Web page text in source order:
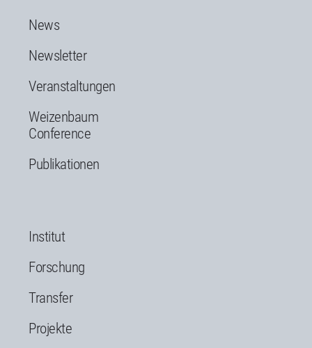
News
Newsletter
Veranstaltungen
Weizenbaum
Conference
Publikationen
Institut
Forschung
Transfer
Projekte